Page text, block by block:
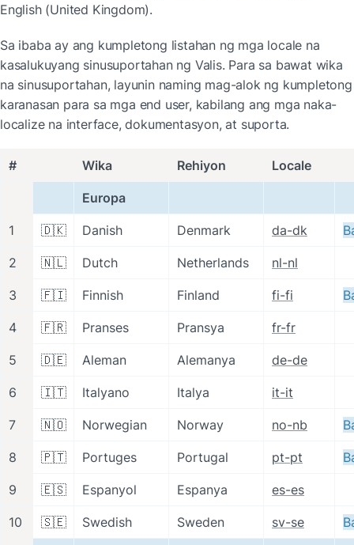
English (United Kingdom).
Sa ibaba ay ang kumpletong listahan ng mga locale na
kasalukuyang sinusuportahan ng Valis. Para sa bawat wika
na sinusuportahan, layunin naming mag-alok ng kumpletong
karanasan para sa mga end user, kabilang ang mga naka-
localize na interface, dokumentasyon, at suporta.
# Wika Rehiyon Locale
Europa
1 🇩🇰 Danish Denmark da-dk
2 🇳🇱 Dutch Netherlands nl-nl
3 🇫🇮 Finnish Finland fi-fi
4 🇫🇷 Pranses Pransya fr-fr
5 🇩🇪 Aleman Alemanya de-de
6 🇮🇹 Italyano Italya it-it
7 🇳🇴 Norwegian Norway no-nb
8 🇵🇹 Portuges Portugal pt-pt
9 🇪🇸 Espanyol Espanya es-es
10 🇸🇪 Swedish Sweden sv-se